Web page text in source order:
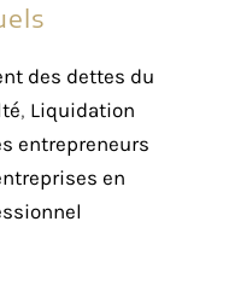
des dettes du
, Liquidation
entrepreneurs
en